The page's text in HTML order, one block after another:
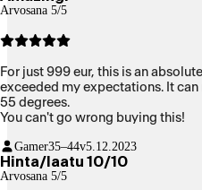
Arvosana 5/5
For just 999 eur, this is an
exceeded my expectations. It can
55 degrees.
You can't go wrong buying this!
Gamer35–44v5.12.2023
Hinta/laatu 10/10
Arvosana 5/5